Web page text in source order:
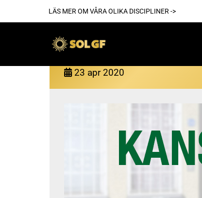
LÄS MER OM VÅRA OLIKA DISCIPLINER ->
23 apr 2020